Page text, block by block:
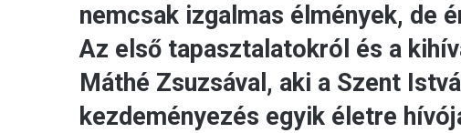
nemcsak izgalmas élmények, de
Az első tapasztalatokról és a
Máthé Zsuzsával, aki a Szent
kezdeményezés egyik életre